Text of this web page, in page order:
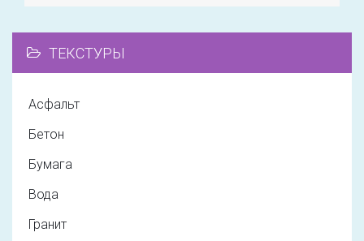
ТЕКСТУРЫ
Асфальт
Бетон
Бумага
Вода
Гранит